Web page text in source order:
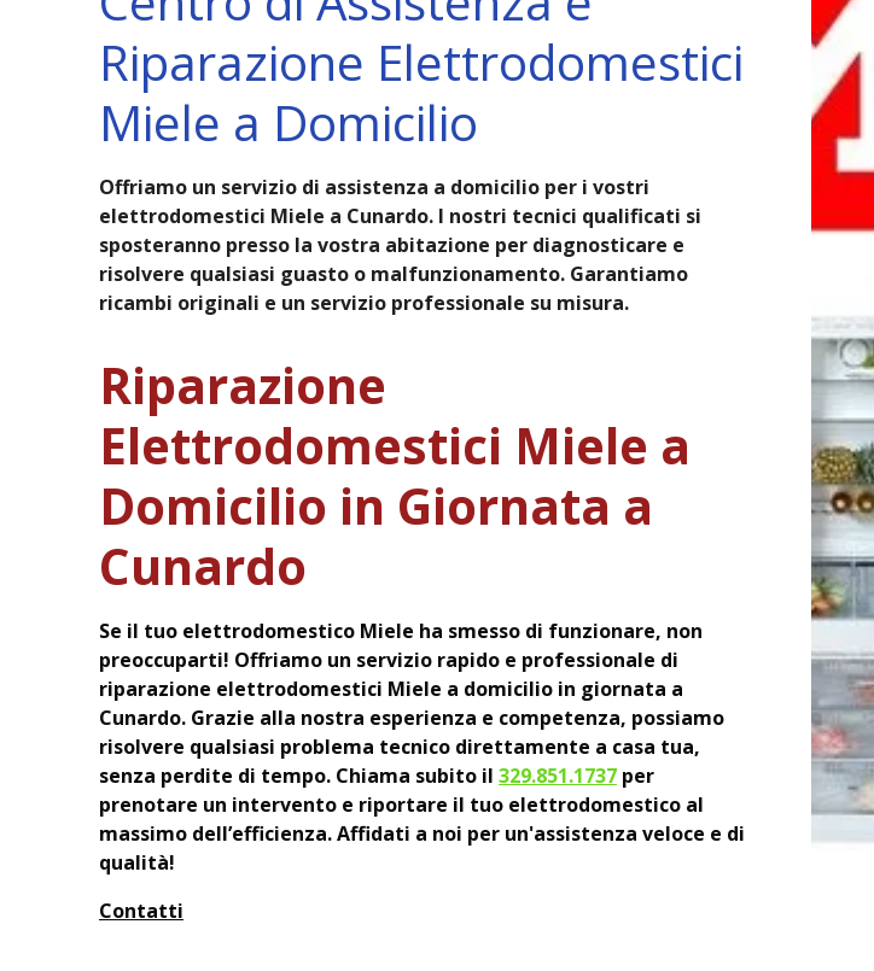
Riparazione Elettrodomestici
Miele a Domicilio
Offriamo un servizio di assistenza a domicilio per i vostri
elettrodomestici Miele a Cunardo. I nostri tecnici qualificati si
sposteranno presso la vostra abitazione per diagnosticare e
risolvere qualsiasi guasto o malfunzionamento. Garantiamo
ricambi originali e un servizio professionale su misura.
Riparazione
Elettrodomestici Miele a
Domicilio in Giornata a
Cunardo
Se il tuo elettrodomestico Miele ha smesso di funzionare, non
preoccuparti! Offriamo un servizio rapido e professionale di
riparazione elettrodomestici Miele a domicilio in giornata a
Cunardo. Grazie alla nostra esperienza e competenza, possiamo
risolvere qualsiasi problema tecnico direttamente a casa tua,
senza perdite di tempo. Chiama subito il329.851.1737 per
prenotare un intervento e riportare il tuo elettrodomestico al
massimo dell’efficienza. Affidati a noi per un'assistenza veloce e di
qualità!
Contatti